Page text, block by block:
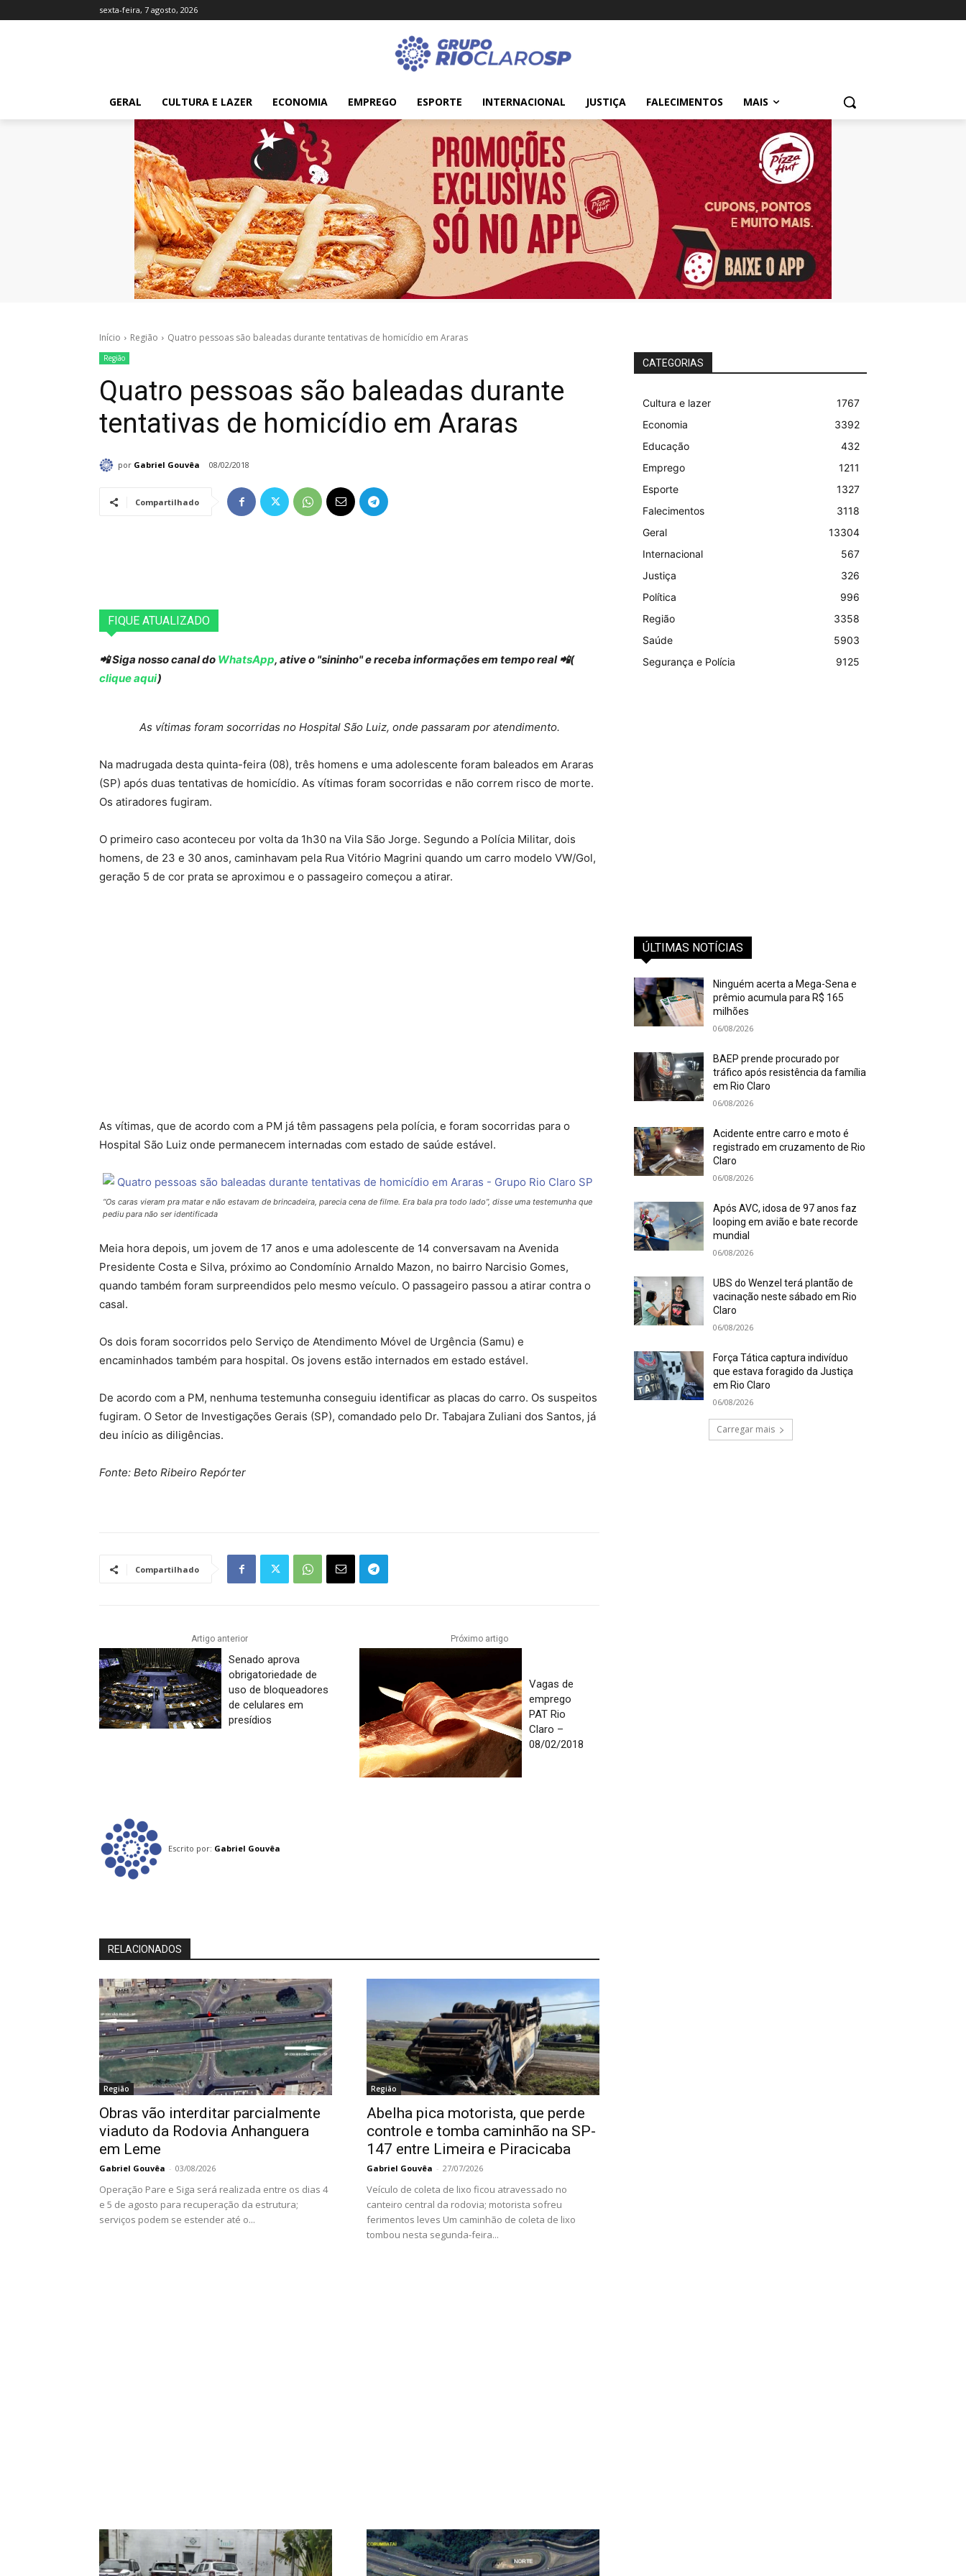
sexta-feira, 7 agosto, 2026
GERAL CULTURA E LAZER ECONOMIA EMPREGO ESPORTE INTERNACIONAL JUSTIÇA FALECIMENTOS MAIS
Início Região Quatro pessoas são baleadas durante tentativas de homicídio em Araras
Região
Quatro pessoas são baleadas durante
tentativas de homicídio em Araras
por Gabriel Gouvêa 08/02/2018
Compartilhado
FIQUE ATUALIZADO
📲 Siga nosso canal do WhatsApp, ative o "sininho" e receba informações em tempo real 📲(
clique aqui)
As vítimas foram socorridas no Hospital São Luiz, onde passaram por atendimento.
Na madrugada desta quinta-feira (08), três homens e uma adolescente foram baleados em Araras
(SP) após duas tentativas de homicídio. As vítimas foram socorridas e não correm risco de morte.
Os atiradores fugiram.
O primeiro caso aconteceu por volta da 1h30 na Vila São Jorge. Segundo a Polícia Militar, dois
homens, de 23 e 30 anos, caminhavam pela Rua Vitório Magrini quando um carro modelo VW/Gol,
geração 5 de cor prata se aproximou e o passageiro começou a atirar.
As vítimas, que de acordo com a PM já têm passagens pela polícia, e foram socorridas para o
Hospital São Luiz onde permanecem internadas com estado de saúde estável.
“Os caras vieram pra matar e não estavam de brincadeira, parecia cena de filme. Era bala pra todo lado”, disse uma testemunha que
pediu para não ser identificada
Meia hora depois, um jovem de 17 anos e uma adolescente de 14 conversavam na Avenida
Presidente Costa e Silva, próximo ao Condomínio Arnaldo Mazon, no bairro Narcisio Gomes,
quando também foram surpreendidos pelo mesmo veículo. O passageiro passou a atirar contra o
casal.
Os dois foram socorridos pelo Serviço de Atendimento Móvel de Urgência (Samu) e
encaminhados também para hospital. Os jovens estão internados em estado estável.
De acordo com a PM, nenhuma testemunha conseguiu identificar as placas do carro. Os suspeitos
fugiram. O Setor de Investigações Gerais (SP), comandado pelo Dr. Tabajara Zuliani dos Santos, já
deu início as diligências.
Fonte: Beto Ribeiro Repórter
Compartilhado
Artigo anterior
Senado aprova
obrigatoriedade de
uso de bloqueadores
de celulares em
presídios
Próximo artigo
Vagas de
emprego
PAT Rio
Claro –
08/02/2018
Escrito por: Gabriel Gouvêa
RELACIONADOS
Região
Obras vão interditar parcialmente
viaduto da Rodovia Anhanguera
em Leme
Gabriel Gouvêa - 03/08/2026
Operação Pare e Siga será realizada entre os dias 4
e 5 de agosto para recuperação da estrutura;
serviços podem se estender até o...
Região
Abelha pica motorista, que perde
controle e tomba caminhão na SP-
147 entre Limeira e Piracicaba
Gabriel Gouvêa - 27/07/2026
Veículo de coleta de lixo ficou atravessado no
canteiro central da rodovia; motorista sofreu
ferimentos leves Um caminhão de coleta de lixo
tombou nesta segunda-feira...
CATEGORIAS
Cultura e lazer
1767
Economia
3392
Educação
432
Emprego
1211
Esporte
1327
Falecimentos
3118
Geral
13304
Internacional
567
Justiça
326
Política
996
Região
3358
Saúde
5903
Segurança e Polícia
9125
ÚLTIMAS NOTÍCIAS
Ninguém acerta a Mega-Sena e
prêmio acumula para R$ 165
milhões
06/08/2026
BAEP prende procurado por
tráfico após resistência da família
em Rio Claro
06/08/2026
Acidente entre carro e moto é
registrado em cruzamento de Rio
Claro
06/08/2026
Após AVC, idosa de 97 anos faz
looping em avião e bate recorde
mundial
06/08/2026
UBS do Wenzel terá plantão de
vacinação neste sábado em Rio
Claro
06/08/2026
Força Tática captura indivíduo
que estava foragido da Justiça
em Rio Claro
06/08/2026
Carregar mais